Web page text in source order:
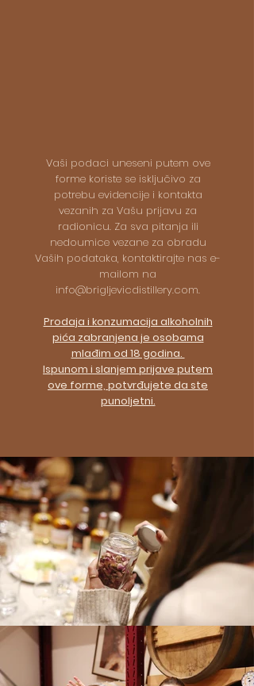
Vaši podaci uneseni putem ove
forme koriste se isključivo za
potrebu evidencije i kontakta
vezanih za Vašu prijavu za
radionicu. Za sva pitanja ili
nedoumice vezane za obradu
Vaših podataka, kontaktirajte nas e-
mailom na
info@brigljevicdistillery.com.
Prodaja i konzumacija alkoholnih
pića zabranjena je osobama
mlađim od 18 godina.
Ispunom i slanjem prijave putem
ove forme, potvrđujete da ste
punoljetni.